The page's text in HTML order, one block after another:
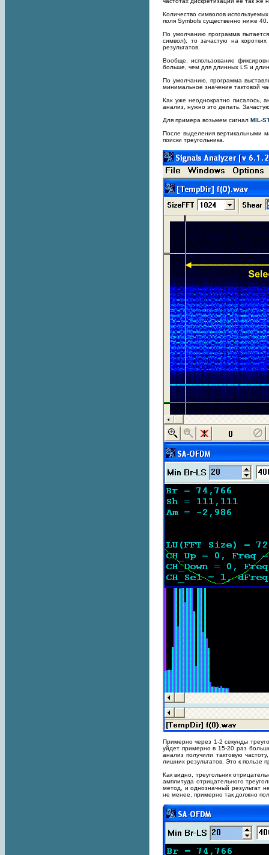
Количество символов
поля Symbols существенно ниже 40.
По умолчанию программа
символ), то зачастую на
результатов.
Вообще, использование
больше, чем для длинных LS и
По умолчанию, программа
минимальное значение тактовой
Как уже неоднократно писалось,
анализ, нужно это делать.
Для примера возьмем сигнал MIL-
После выделения вертикальными
поиски треугольника.
Примерно через 1-2 секунды
уйдет примерно в 15-20 раз
анализ получили тактовую
лишних результатов. Это к пользе
Как видно, треугольник
амплитуда отрицательного
метод, и однозначный результат
не менее, примерно так должно